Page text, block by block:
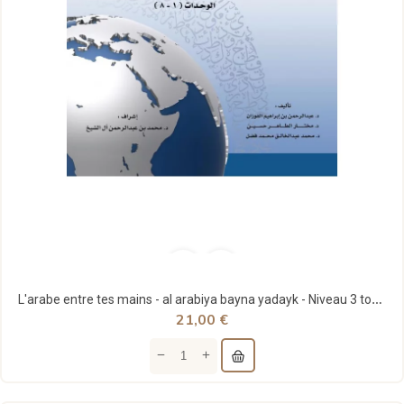
L'arabe entre tes mains - al arabiya bayna yadayk - Niveau 3 tome 1
21,00 €